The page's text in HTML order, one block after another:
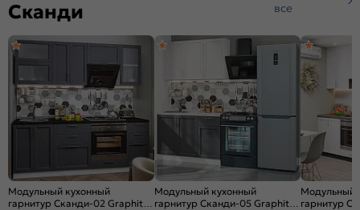
Сканди
все
Модульный кухонный
гарнитур Сканди-02 Graphite
Модульный кухонный
гарнитур Сканди-05 Graphite
Модульный
гарнитур